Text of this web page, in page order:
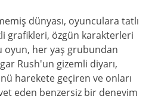
dünyası, oyunculara tatlı
grafikleri, özgün karakterleri
oyun, her yaş grubundan
Rush'un gizemli diyarı,
harekete geçiren ve onları
eden benzersiz bir deneyim